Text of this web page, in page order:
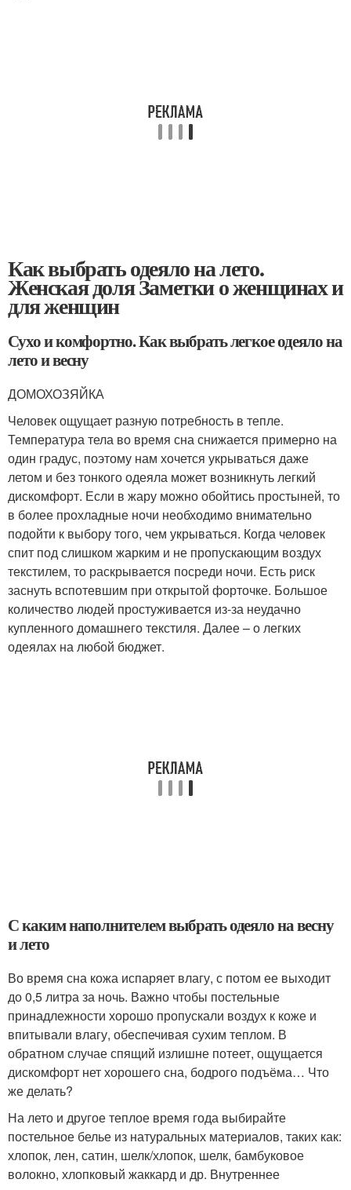
Как выбрать одеяло на лето.
Женская доля Заметки о женщинах и
для женщин
Сухо и комфортно. Как выбрать легкое одеяло на
лето и весну
ДОМОХОЗЯЙКА
Человек ощущает разную потребность в тепле.
Температура тела во время сна снижается примерно на
один градус, поэтому нам хочется укрываться даже
летом и без тонкого одеяла может возникнуть легкий
дискомфорт. Если в жару можно обойтись простыней, то
в более прохладные ночи необходимо внимательно
подойти к выбору того, чем укрываться. Когда человек
спит под слишком жарким и не пропускающим воздух
текстилем, то раскрывается посреди ночи. Есть риск
заснуть вспотевшим при открытой форточке. Большое
количество людей простуживается из-за неудачно
купленного домашнего текстиля. Далее – о легких
одеялах на любой бюджет.
С каким наполнителем выбрать одеяло на весну
и лето
Во время сна кожа испаряет влагу, с потом ее выходит
до 0,5 литра за ночь. Важно чтобы постельные
принадлежности хорошо пропускали воздух к коже и
впитывали влагу, обеспечивая сухим теплом. В
обратном случае спящий излишне потеет, ощущается
дискомфорт нет хорошего сна, бодрого подъёма… Что
же делать?
На лето и другое теплое время года выбирайте
постельное белье из натуральных материалов, таких как:
хлопок, лен, сатин, шелк/хлопок, шелк, бамбуковое
волокно, хлопковый жаккард и др. Внутреннее